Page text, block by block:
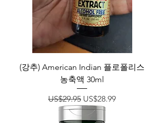
(강추) American Indian 플로폴리스
농축액 30ml
일반가
US$29.95 할인가
US$28.99